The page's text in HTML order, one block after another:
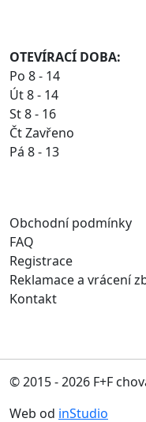
OTEVÍRACÍ DOBA:
Po 8 - 14
Út 8 - 14
St 8 - 16
Čt Zavřeno
Pá 8 - 13
Obchodní podmínky
FAQ
Registrace
Reklamace a vrácení
Kontakt
© 2015 - 2026 F+F
Web od inStudio